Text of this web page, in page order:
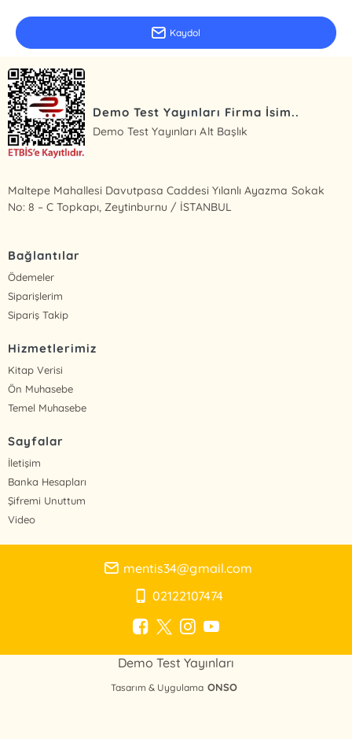
Kaydol
Demo Test Yayınları Firma İsim..
Demo Test Yayınları Alt Başlık
Maltepe Mahallesi Davutpasa Caddesi Yılanlı Ayazma Sokak
No: 8 – C Topkapı, Zeytinburnu / İSTANBUL
Bağlantılar
Ödemeler
Siparişlerim
Sipariş Takip
Hizmetlerimiz
Kitap Verisi
Ön Muhasebe
Temel Muhasebe
Sayfalar
İletişim
Banka Hesapları
Şifremi Unuttum
Video
mentis34@gmail.com
02122107474
Demo Test Yayınları
Tasarım & Uygulama ONSO